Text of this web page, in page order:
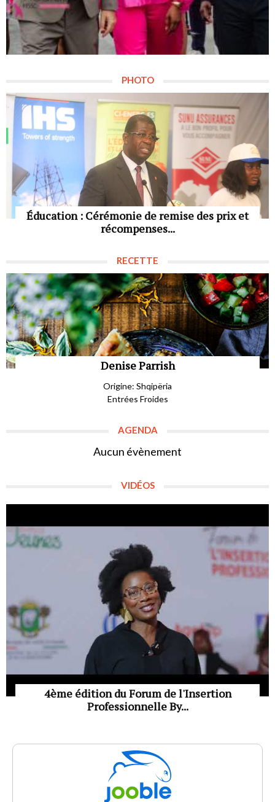
PHOTO
Éducation : Cérémonie de remise des prix et
récompenses...
RECETTE
Denise Parrish
Origine: Shqipëria
Entrées Froides
AGENDA
Aucun évènement
VIDÉOS
4ème édition du Forum de l'Insertion
Professionnelle By...